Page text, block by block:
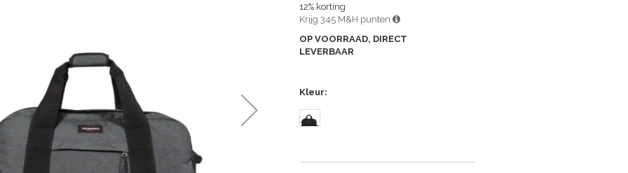
12% korting
Krijg 345 M&H punten
OP VOORRAAD, DIRECT
LEVERBAAR
Kleur